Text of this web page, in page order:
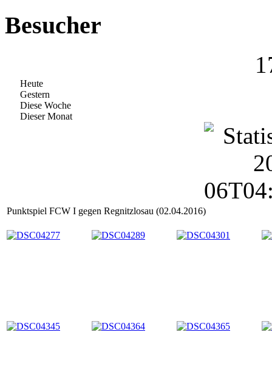
Besucher
Heute
Gestern
Diese Woche
Dieser Monat
Punktspiel FCW I gegen Regnitzlosau (02.04.2016)